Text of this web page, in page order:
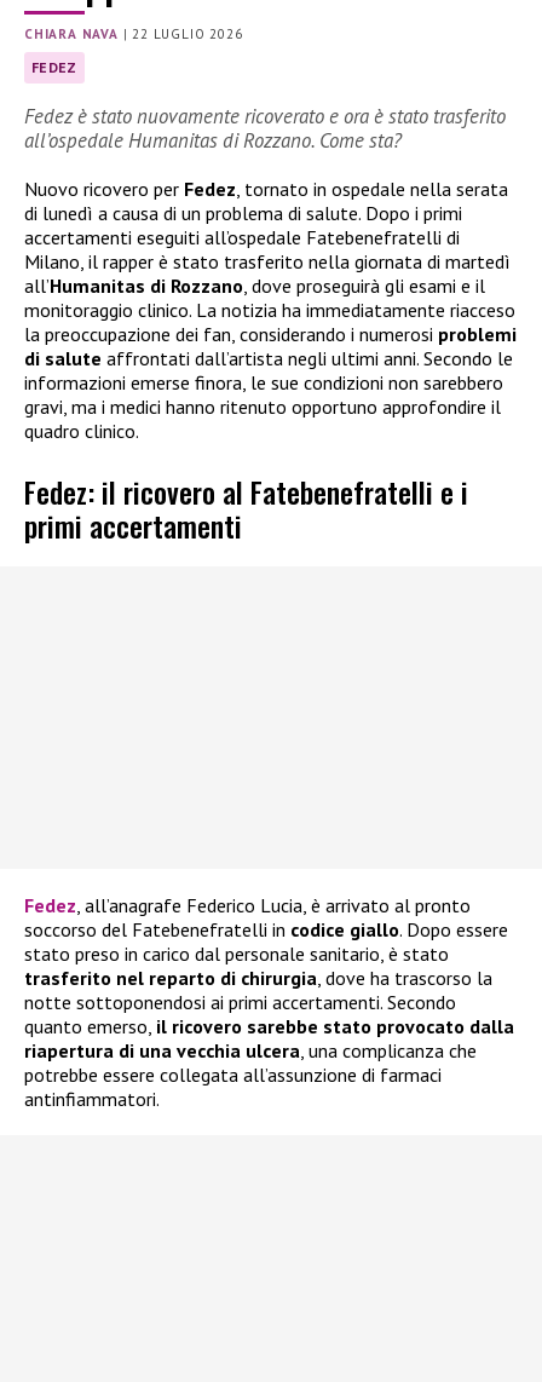
CHIARA NAVA |22 LUGLIO 2026
FEDEZ
Fedez è stato nuovamente ricoverato e ora è stato trasferito
all’ospedale Humanitas di Rozzano. Come sta?
Nuovo ricovero per Fedez , tornato in ospedale nella serata
di lunedì a causa di un problema di salute. Dopo i primi
accertamenti eseguiti all’ospedale Fatebenefratelli di
Milano, il rapper è stato trasferito nella giornata di martedì
all’Humanitas di Rozzano , dove proseguirà gli esami e il
monitoraggio clinico. La notizia ha immediatamente riacceso
la preoccupazione dei fan, considerando i numerosi problemi
di salute affrontati dall’artista negli ultimi anni. Secondo le
informazioni emerse finora, le sue condizioni non sarebbero
gravi, ma i medici hanno ritenuto opportuno approfondire il
quadro clinico.
Fedez: il ricovero al Fatebenefratelli e i
primi accertamenti
Fedez, all’anagrafe Federico Lucia, è arrivato al pronto
soccorso del Fatebenefratelli in codice giallo. Dopo essere
stato preso in carico dal personale sanitario, è stato
trasferito nel reparto di chirurgia, dove ha trascorso la
notte sottoponendosi ai primi accertamenti. Secondo
quanto emerso, il ricovero sarebbe stato provocato dalla
riapertura di una vecchia ulcera, una complicanza che
potrebbe essere collegata all’assunzione di farmaci
antinfiammatori.